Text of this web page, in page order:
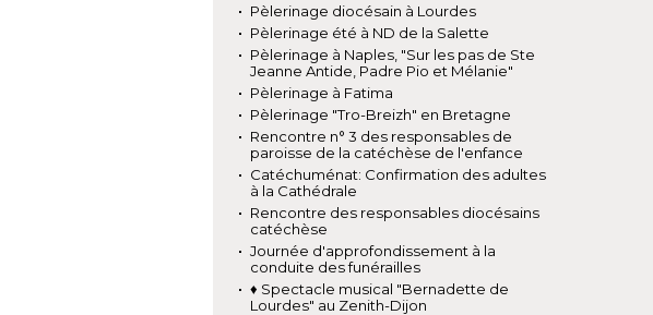
Pèlerinage diocésain à Lourdes
Pèlerinage été à ND de la Salette
Pèlerinage à Naples, "Sur les pas de Ste
Jeanne Antide, Padre Pio et Mélanie"
Pèlerinage à Fatima
Pèlerinage "Tro-Breizh" en Bretagne
Rencontre n° 3 des responsables de
paroisse de la catéchèse de l'enfance
Catéchuménat: Confirmation des adultes
à la Cathédrale
Rencontre des responsables diocésains
catéchèse
Journée d'approfondissement à la
conduite des funérailles
♦ Spectacle musical "Bernadette de
Lourdes" au Zenith-Dijon